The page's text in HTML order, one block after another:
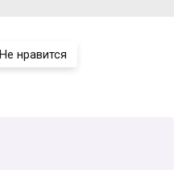
Не нравится